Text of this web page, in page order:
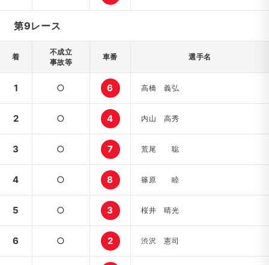
第9レース
着
不成立
事故等
車番 選手名
1 ○ 6 高橋 義弘
2 ○ 4 内山 高秀
3 ○ 7 荒尾 聡
4 ○ 8 篠原 睦
5 ○ 3 桜井 晴光
6 ○ 2 渋沢 憲司